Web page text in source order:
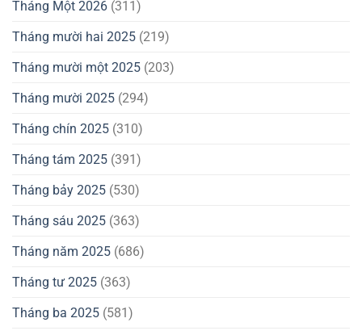
Tháng Một 2026 (311)
Tháng mười hai 2025 (219)
Tháng mười một 2025 (203)
Tháng mười 2025 (294)
Tháng chín 2025 (310)
Tháng tám 2025 (391)
Tháng bảy 2025 (530)
Tháng sáu 2025 (363)
Tháng năm 2025 (686)
Tháng tư 2025 (363)
Tháng ba 2025 (581)